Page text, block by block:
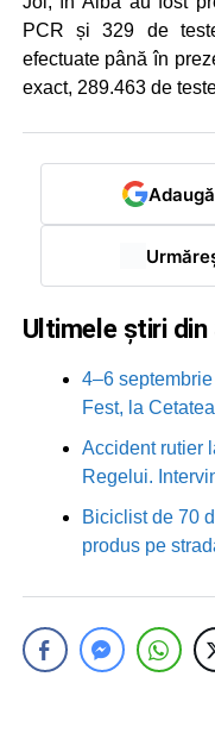
PCR și 329 de
efectuate până în
exact, 289.463 de
Ultimele știri din
4–6
Fest, la
Accident rutier
Regelui.
Biciclist de 70
produs pe